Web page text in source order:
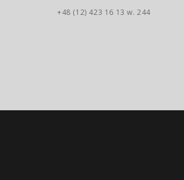
+48 (12) 423 16 13 w. 244